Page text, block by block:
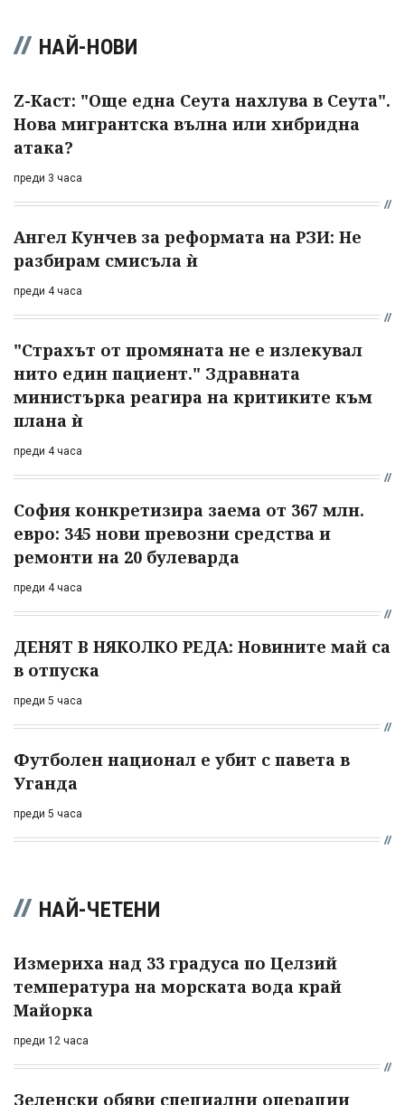
НАЙ-НОВИ
Z-Каст: "Още една Сеута нахлува в Сеута".
Нова мигрантска вълна или хибридна
атака?
преди 3 часа
Ангел Кунчев за реформата на РЗИ: Не
разбирам смисъла ѝ
преди 4 часа
"Страхът от промяната не е излекувал
нито един пациент." Здравната
министърка реагира на критиките към
плана ѝ
преди 4 часа
София конкретизира заема от 367 млн.
евро: 345 нови превозни средства и
ремонти на 20 булеварда
преди 4 часа
ДЕНЯТ В НЯКОЛКО РЕДА: Новините май са
в отпуска
преди 5 часа
Футболен национал е убит с павета в
Уганда
преди 5 часа
НАЙ-ЧЕТЕНИ
Измериха над 33 градуса по Целзий
температура на морската вода край
Майорка
преди 12 часа
Зеленски обяви специални операции